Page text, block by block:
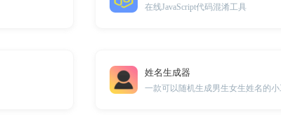
在线JavaScript代码混淆工具
姓名生成器
一款可以随机生成男生女生姓名的